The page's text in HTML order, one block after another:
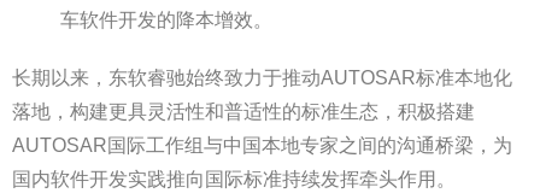
车软件开发的降本增效。
长期以来，东软睿驰始终致力于推动AUTOSAR标准本地化
落地，构建更具灵活性和普适性的标准生态，积极搭建
AUTOSAR国际工作组与中国本地专家之间的沟通桥梁，为
国内软件开发实践推向国际标准持续发挥牵头作用。